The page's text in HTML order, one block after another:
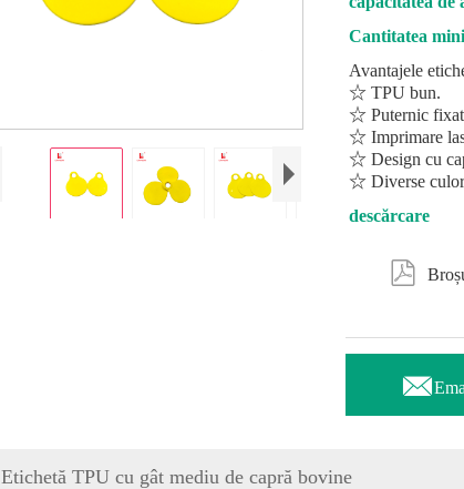
Cantitatea
Avantajele
☆ TPU bun.
☆ Puternic
☆ Imprimare
☆ Design cu
☆ Diverse
descărcare


Etichetă TPU cu gât mediu de capră bovine